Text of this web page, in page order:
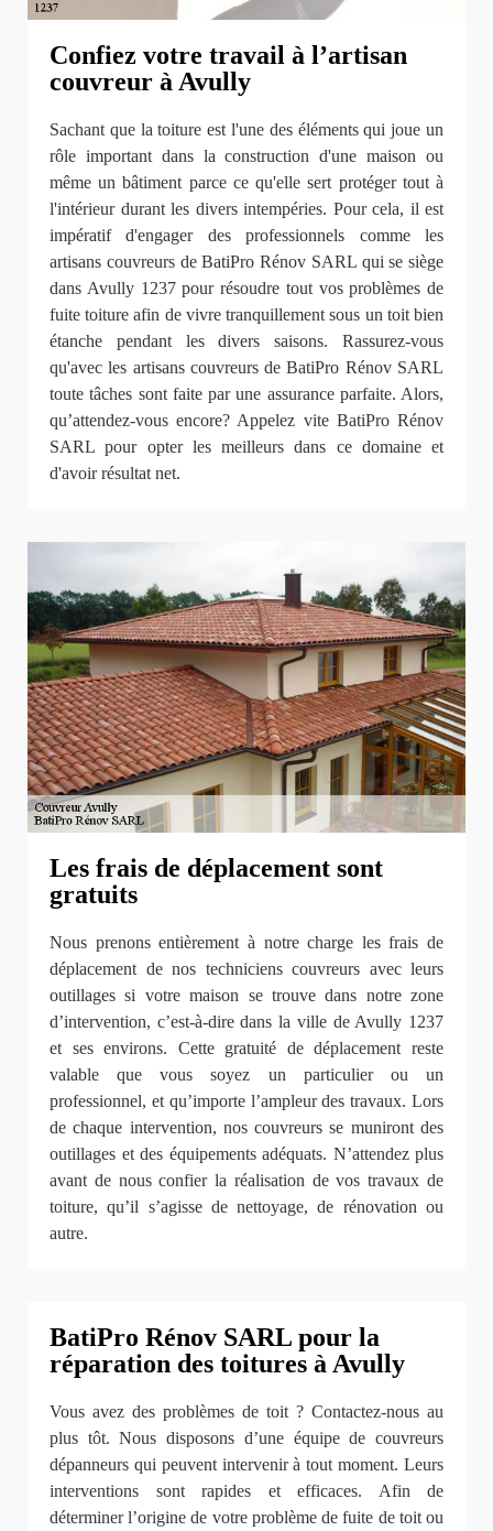
Confiez votre travail à l’artisan
couvreur à Avully
Sachant que la toiture est l'une des éléments qui joue un
rôle important dans la construction d'une maison ou
même un bâtiment parce ce qu'elle sert protéger tout à
l'intérieur durant les divers intempéries. Pour cela, il est
impératif d'engager des professionnels comme les
artisans couvreurs de BatiPro Rénov SARL qui se siège
dans Avully 1237 pour résoudre tout vos problèmes de
fuite toiture afin de vivre tranquillement sous un toit bien
étanche pendant les divers saisons. Rassurez-vous
qu'avec les artisans couvreurs de BatiPro Rénov SARL
toute tâches sont faite par une assurance parfaite. Alors,
qu’attendez-vous encore? Appelez vite BatiPro Rénov
SARL pour opter les meilleurs dans ce domaine et
d'avoir résultat net.
Les frais de déplacement sont
gratuits
Nous prenons entièrement à notre charge les frais de
déplacement de nos techniciens couvreurs avec leurs
outillages si votre maison se trouve dans notre zone
d’intervention, c’est-à-dire dans la ville de Avully 1237
et ses environs. Cette gratuité de déplacement reste
valable que vous soyez un particulier ou un
professionnel, et qu’importe l’ampleur des travaux. Lors
de chaque intervention, nos couvreurs se muniront des
outillages et des équipements adéquats. N’attendez plus
avant de nous confier la réalisation de vos travaux de
toiture, qu’il s’agisse de nettoyage, de rénovation ou
autre.
BatiPro Rénov SARL pour la
réparation des toitures à Avully
Vous avez des problèmes de toit ? Contactez-nous au
plus tôt. Nous disposons d’une équipe de couvreurs
dépanneurs qui peuvent intervenir à tout moment. Leurs
interventions sont rapides et efficaces. Afin de
déterminer l’origine de votre problème de fuite de toit ou